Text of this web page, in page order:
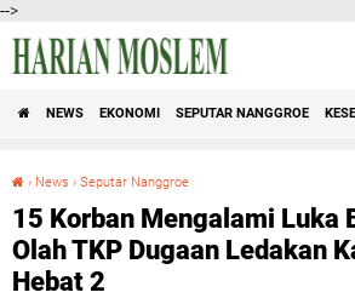
-->
NEWS EKONOMI SEPUTAR NANGGROE
› News › Seputar Nanggroe
15 Korban Mengalami Luka
Olah TKP Dugaan Ledakan
Hebat 2